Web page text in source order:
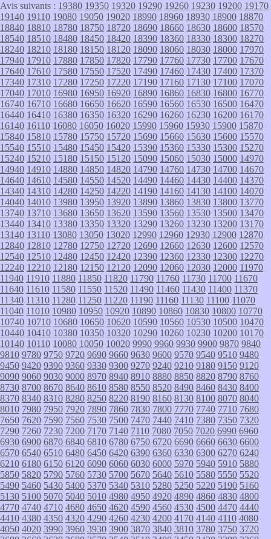
Avis suivants : 19380 19350 19320 19290 19260 19230 19200 19170
19140 19110 19080 19050 19020 18990 18960 18930 18900 18870
18840 18810 18780 18750 18720 18690 18660 18630 18600 18570
18540 18510 18480 18450 18420 18390 18360 18330 18300 18270
18240 18210 18180 18150 18120 18090 18060 18030 18000 17970
17940 17910 17880 17850 17820 17790 17760 17730 17700 17670
17640 17610 17580 17550 17520 17490 17460 17430 17400 17370
17340 17310 17280 17250 17220 17190 17160 17130 17100 17070
17040 17010 16980 16950 16920 16890 16860 16830 16800 16770
16740 16710 16680 16650 16620 16590 16560 16530 16500 16470
16440 16410 16380 16350 16320 16290 16260 16230 16200 16170
16140 16110 16080 16050 16020 15990 15960 15930 15900 15870
15840 15810 15780 15750 15720 15690 15660 15630 15600 15570
15540 15510 15480 15450 15420 15390 15360 15330 15300 15270
15240 15210 15180 15150 15120 15090 15060 15030 15000 14970
14940 14910 14880 14850 14820 14790 14760 14730 14700 14670
14640 14610 14580 14550 14520 14490 14460 14430 14400 14370
14340 14310 14280 14250 14220 14190 14160 14130 14100 14070
14040 14010 13980 13950 13920 13890 13860 13830 13800 13770
13740 13710 13680 13650 13620 13590 13560 13530 13500 13470
13440 13410 13380 13350 13320 13290 13260 13230 13200 13170
13140 13110 13080 13050 13020 12990 12960 12930 12900 12870
12840 12810 12780 12750 12720 12690 12660 12630 12600 12570
12540 12510 12480 12450 12420 12390 12360 12330 12300 12270
12240 12210 12180 12150 12120 12090 12060 12030 12000 11970
11940 11910 11880 11850 11820 11790 11760 11730 11700 11670
11640 11610 11580 11550 11520 11490 11460 11430 11400 11370
11340 11310 11280 11250 11220 11190 11160 11130 11100 11070
11040 11010 10980 10950 10920 10890 10860 10830 10800 10770
10740 10710 10680 10650 10620 10590 10560 10530 10500 10470
10440 10410 10380 10350 10320 10290 10260 10230 10200 10170
10140 10110 10080 10050 10020 9990 9960 9930 9900 9870 9840
9810 9780 9750 9720 9690 9660 9630 9600 9570 9540 9510 9480
9450 9420 9390 9360 9330 9300 9270 9240 9210 9180 9150 9120
9090 9060 9030 9000 8970 8940 8910 8880 8850 8820 8790 8760
8730 8700 8670 8640 8610 8580 8550 8520 8490 8460 8430 8400
8370 8340 8310 8280 8250 8220 8190 8160 8130 8100 8070 8040
8010 7980 7950 7920 7890 7860 7830 7800 7770 7740 7710 7680
7650 7620 7590 7560 7530 7500 7470 7440 7410 7380 7350 7320
7290 7260 7230 7200 7170 7140 7110 7080 7050 7020 6990 6960
6930 6900 6870 6840 6810 6780 6750 6720 6690 6660 6630 6600
6570 6540 6510 6480 6450 6420 6390 6360 6330 6300 6270 6240
6210 6180 6150 6120 6090 6060 6030 6000 5970 5940 5910 5880
5850 5820 5790 5760 5730 5700 5670 5640 5610 5580 5550 5520
5490 5460 5430 5400 5370 5340 5310 5280 5250 5220 5190 5160
5130 5100 5070 5040 5010 4980 4950 4920 4890 4860 4830 4800
4770 4740 4710 4680 4650 4620 4590 4560 4530 4500 4470 4440
4410 4380 4350 4320 4290 4260 4230 4200 4170 4140 4110 4080
4050 4020 3990 3960 3930 3900 3870 3840 3810 3780 3750 3720